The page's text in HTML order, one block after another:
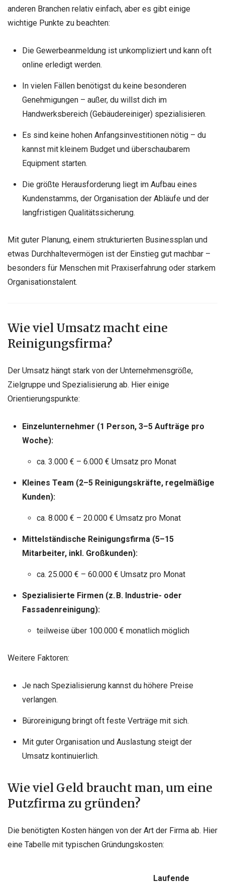
anderen Branchen relativ einfach, aber es gibt einige
wichtige Punkte zu beachten:
Die Gewerbeanmeldung ist unkompliziert und kann oft
online erledigt werden.
In vielen Fällen benötigst du keine besonderen
Genehmigungen – außer, du willst dich im
Handwerksbereich (Gebäudereiniger) spezialisieren.
Es sind keine hohen Anfangsinvestitionen nötig – du
kannst mit kleinem Budget und überschaubarem
Equipment starten.
Die größte Herausforderung liegt im Aufbau eines
Kundenstamms, der Organisation der Abläufe und der
langfristigen Qualitätssicherung.
Mit guter Planung, einem strukturierten Businessplan und
etwas Durchhaltevermögen ist der Einstieg gut machbar –
besonders für Menschen mit Praxiserfahrung oder starkem
Organisationstalent.
Wie viel Umsatz macht eine
Reinigungsfirma?
Der Umsatz hängt stark von der Unternehmensgröße,
Zielgruppe und Spezialisierung ab. Hier einige
Orientierungspunkte:
Einzelunternehmer (1 Person, 3–5 Aufträge pro
Woche):
ca. 3.000 € – 6.000 € Umsatz pro Monat
Kleines Team (2–5 Reinigungskräfte, regelmäßige
Kunden):
ca. 8.000 € – 20.000 € Umsatz pro Monat
Mittelständische Reinigungsfirma (5–15
Mitarbeiter, inkl. Großkunden):
ca. 25.000 € – 60.000 € Umsatz pro Monat
Spezialisierte Firmen (z. B. Industrie- oder
Fassadenreinigung):
teilweise über 100.000 € monatlich möglich
Weitere Faktoren:
Je nach Spezialisierung kannst du höhere Preise
verlangen.
Büroreinigung bringt oft feste Verträge mit sich.
Mit guter Organisation und Auslastung steigt der
Umsatz kontinuierlich.
Wie viel Geld braucht man, um eine
Putzfirma zu gründen?
Die benötigten Kosten hängen von der Art der Firma ab. Hier
eine Tabelle mit typischen Gründungskosten:
Laufende